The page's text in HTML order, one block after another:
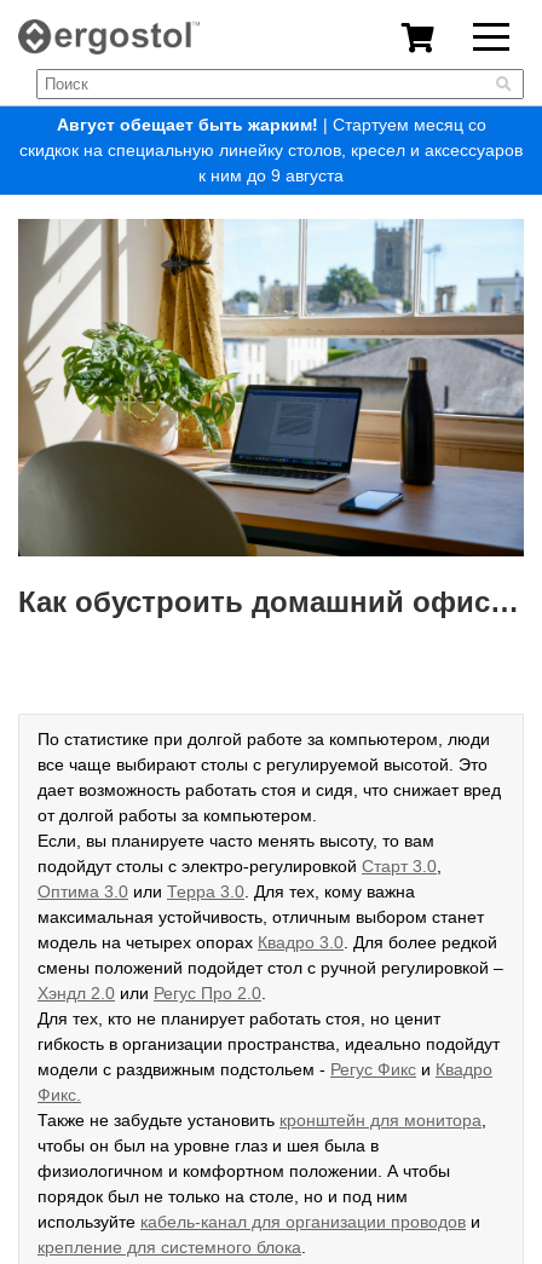
Август обещает быть жарким! | Стартуем месяц со
скидкок на специальную линейку столов, кресел и аксессуаров
к ним до 9 августа
Как обустроить домашний офис - кресла, столы для детей и взрослых?
По статистике при долгой работе за компьютером, люди
все чаще выбирают столы с регулируемой высотой. Это
дает возможность работать стоя и сидя, что снижает вред
от долгой работы за компьютером.
Если, вы планируете часто менять высоту, то вам
подойдут столы с электро-регулировкой Старт 3.0
Оптима 3.0 или Терра 3.0 . Для тех, кому важна
максимальная устойчивость, отличным выбором станет
модель на четырех опорах Квадро 3.0 . Для более редкой
смены положений подойдет стол с ручной регулировкой –
Хэндл 2.0 или Регус Про 2.0
Для тех, кто не планирует работать стоя, но ценит
гибкость в организации пространства, идеально подойдут
модели с раздвижным подстольем - Регус Фикс и Квадро
Фикс.
Также не забудьте установить кронштейн для монитора
чтобы он был на уровне глаз и шея была в
физиологичном и комфортном положении. А чтобы
порядок был не только на столе, но и под ним
используйте кабель-канал для организации проводов и
крепление для системного блока